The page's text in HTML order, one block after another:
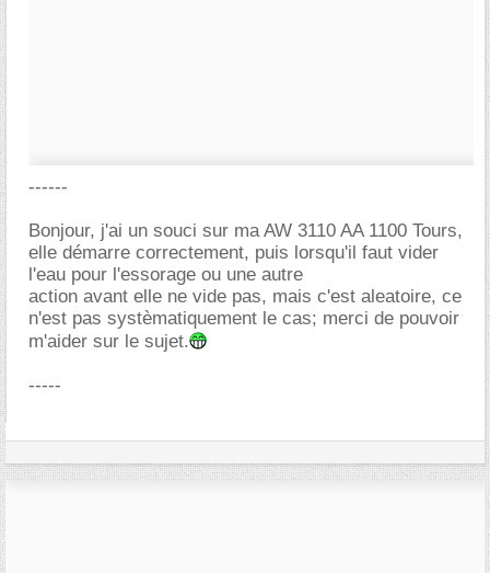
------
Bonjour, j'ai un souci sur ma AW 3110 AA 1100 Tours,
elle démarre correctement, puis lorsqu'il faut vider
l'eau pour l'essorage ou une autre
action avant elle ne vide pas, mais c'est aleatoire, ce
n'est pas systèmatiquement le cas; merci de pouvoir
m'aider sur le sujet.
-----